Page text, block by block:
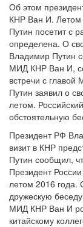
Об этом
КНР Ван И. Летом
Путин посетит с
определена. О
Владимир Путин
МИД КНР Ван И,
встречи с
Путин заявил о
летом.
обстоятельную
Президент РФ
визит в КНР
Путин сообщил,
Президент
летом 2016 года.
дружескую
МИД КНР Ван И
китайскому